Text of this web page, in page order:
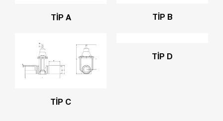
TİP A TİP B
TİP C
TİP D